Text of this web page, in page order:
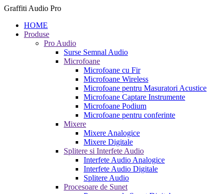
Graffiti Audio Pro
HOME
Produse
Pro Audio
Surse Semnal Audio
Microfoane
Microfoane cu Fir
Microfoane Wireless
Microfoane pentru Masuratori Acustice
Microfoane Captare Instrumente
Microfoane Podium
Microfoane pentru conferinte
Mixere
Mixere Analogice
Mixere Digitale
Splitere si Interfete Audio
Interfete Audio Analogice
Interfete Audio Digitale
Splitere Audio
Procesoare de Sunet